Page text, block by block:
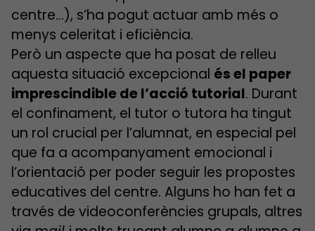
centre…), s’ha pogut actuar amb més o
menys celeritat i eficiència.
Però un aspecte que ha posat de relleu
aquesta situació excepcional és el paper
imprescindible de l’acció tutorial. Durant
el confinament, el tutor o tutora ha tingut
un rol crucial per l’alumnat, en especial pel
que fa a acompanyament emocional i
l’orientació per poder seguir les propostes
educatives del centre. Alguns ho han fet a
través de videoconferències grupals, altres